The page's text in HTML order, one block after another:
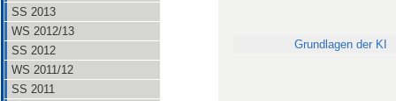
SS 2013
WS 2012/13
SS 2012
WS 2011/12
SS 2011
Grundlagen der KI